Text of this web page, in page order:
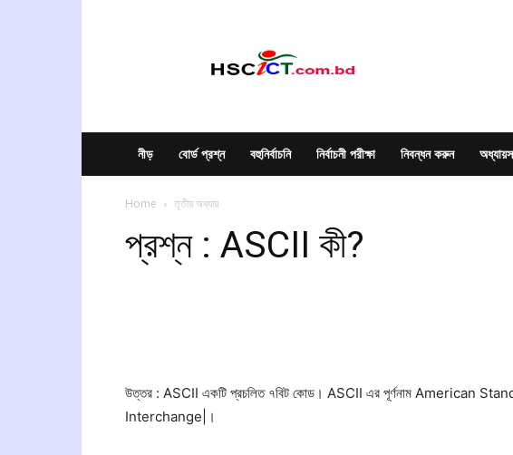
নীড় বোর্ড প্রশ্ন বহুনির্বাচনি নির্বাচনী পরীক্ষা নিবন্ধন করুন
Home তৃতীয় অধ্যায়
প্রশ্ন : ASCII কী?
উত্তর : ASCII একটি প্রচলিত ৭বিট কোড। ASCII এর পূর্ণনাম American
Interchange|।